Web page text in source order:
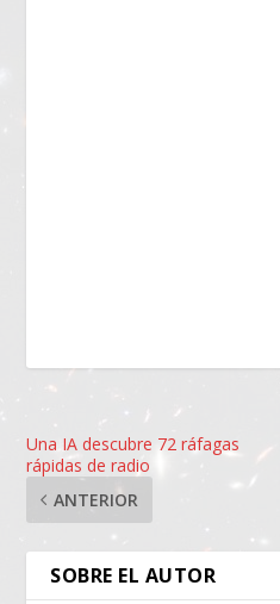
Una IA descubre 72 ráfagas
rápidas de radio
ANTERIOR
SOBRE EL AUTOR